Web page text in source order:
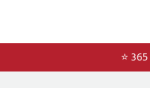
⭐